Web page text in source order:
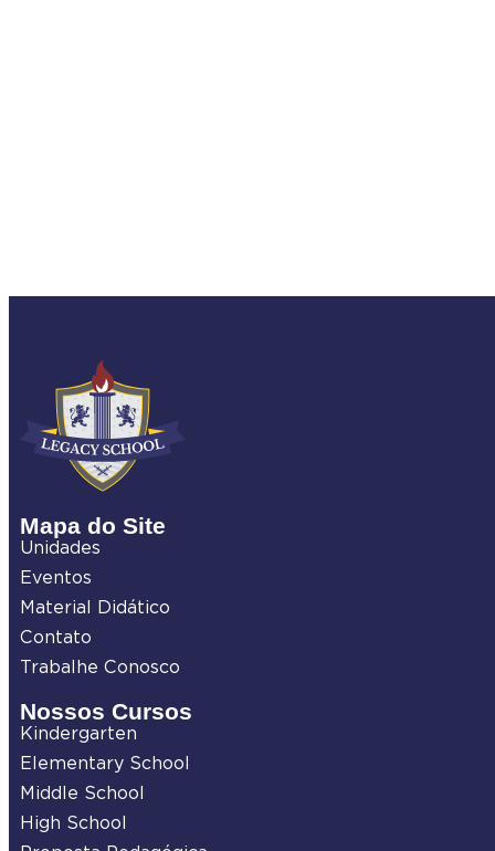
Mapa do Site
Unidades
Eventos
Material Didático
Contato
Trabalhe Conosco
Nossos Cursos
Kindergarten
Elementary School
Middle School
High School